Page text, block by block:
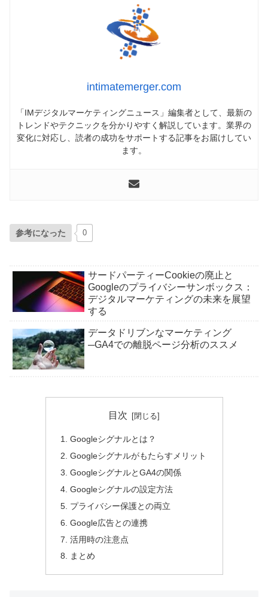
intimatemerger.com
「IMデジタルマーケティングニュース」編集者として、最新の
トレンドやテクニックを分かりやすく解説しています。業界の
変化に対応し、読者の成功をサポートする記事をお届けしてい
ます。
参考になった 0
サードパーティーCookieの廃止と
Googleのプライバシーサンボックス：
デジタルマーケティングの未来を展望
する
データドリブンなマーケティング
─GA4での離脱ページ分析のススメ
目次
Googleシグナルとは？
Googleシグナルがもたらすメリット
GoogleシグナルとGA4の関係
Googleシグナルの設定方法
プライバシー保護との両立
Google広告との連携
活用時の注意点
まとめ